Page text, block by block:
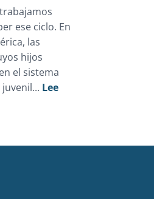
ese ciclo. En
las
hijos
el sistema
Lee